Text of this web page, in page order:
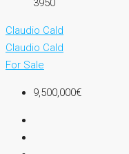
3950
Claudio Cald
Claudio Cald
For Sale
9,500,000€